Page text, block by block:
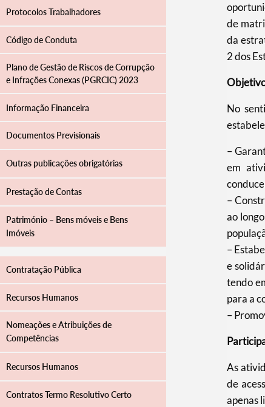
Protocolos Trabalhadores
Código de Conduta
Plano de Gestão de Riscos de Corrupção
e Infrações Conexas (PGRCIC) 2023
Informação Financeira
Documentos Previsionais
Outras publicações obrigatórias
Prestação de Contas
Património – Bens móveis e Bens
Imóveis
Contratação Pública
Recursos Humanos
Nomeações e Atribuições de
Competências
Recursos Humanos
Contratos Termo Resolutivo Certo
de
da
2 dos
No
–
em
–
ao
–
e
tendo
para a
–
As
de
apenas